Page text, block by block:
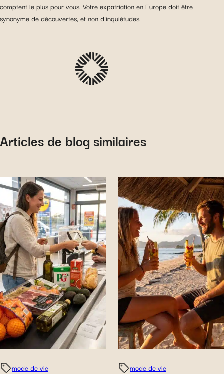
comptent le plus pour vous. Votre expatriation en Europe doit être
synonyme de découvertes, et non d’inquiétudes.
Articles de blog similaires
mode de vie mode de vie